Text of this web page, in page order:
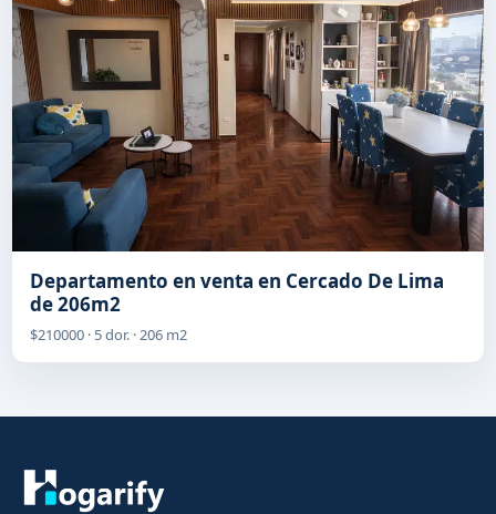
Departamento en venta en Cercado De Lima
de 206m2
$210000 · 5 dor. · 206 m2